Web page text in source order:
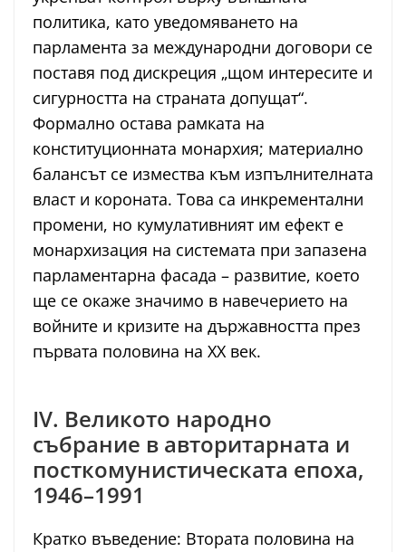
политика, като уведомяването на
парламента за международни договори се
поставя под дискреция „щом интересите и
сигурността на страната допущат“.
Формално остава рамката на
конституционната монархия; материално
балансът се измества към изпълнителната
власт и короната. Това са инкрементални
промени, но кумулативният им ефект е
монархизация на системата при запазена
парламентарна фасада – развитие, което
ще се окаже значимо в навечерието на
войните и кризите на държавността през
първата половина на XX век.
IV. Великото народно
събрание в авторитарната и
посткомунистическата епоха,
1946–1991
Кратко въведение: Втората половина на